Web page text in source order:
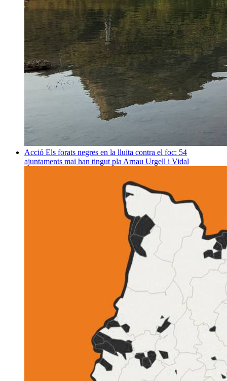
Acció Els forats negres en la lluita contra el foc: 54
ajuntaments mai han tingut pla Arnau Urgell i Vidal